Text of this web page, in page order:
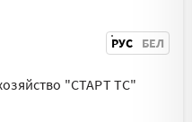
РУС БЕЛ
"СТАРТ ТС"